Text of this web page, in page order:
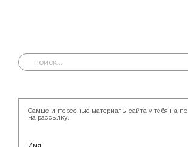
Самые интересные материалы сайта у тебя на
на рассылку.
Имя